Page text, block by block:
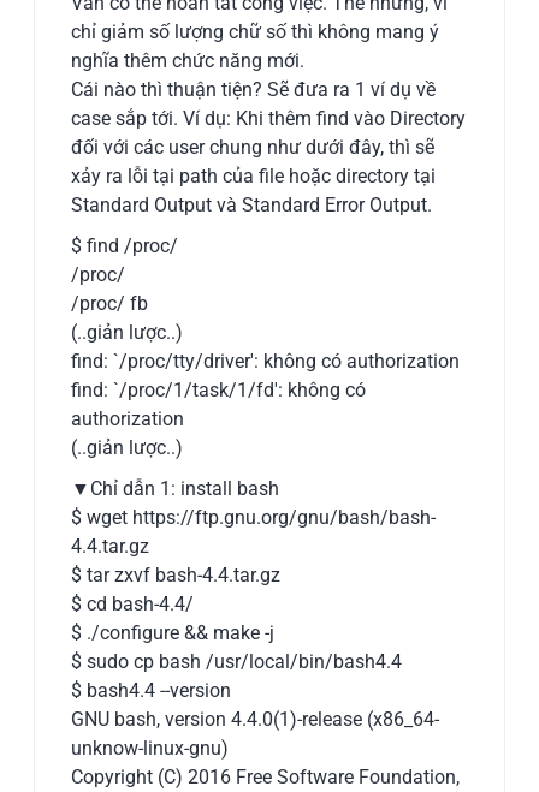
chỉ giảm số lượng chữ số thì không mang ý
nghĩa thêm chức năng mới.
Cái nào thì thuận tiện? Sẽ đưa ra 1 ví dụ về
case sắp tới. Ví dụ: Khi thêm find vào Directory
đối với các user chung như dưới đây, thì sẽ
xảy ra lỗi tại path của file hoặc directory tại
Standard Output và Standard Error Output.
$ find /proc/
/proc/
/proc/ fb
(..giản lược..)
find: `/proc/tty/driver': không có authorization
find: `/proc/1/task/1/fd': không có
authorization
(..giản lược..)
▼Chỉ dẫn 1: install bash
$ wget https://ftp.gnu.org/gnu/bash/bash-
4.4.tar.gz
$ tar zxvf bash-4.4.tar.gz
$ cd bash-4.4/
$ ./configure && make -j
$ sudo cp bash /usr/local/bin/bash4.4
$ bash4.4 --version
GNU bash, version 4.4.0(1)-release (x86_64-
unknow-linux-gnu)
Copyright (C) 2016 Free Software Foundation,